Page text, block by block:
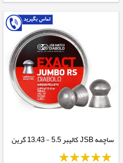
ساچمه JSB کالیبر 5.5 - 13.43 گرین